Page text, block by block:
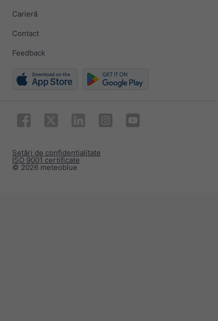
Carieră
Contact
Feedback
© 2026 meteoblue
ISO 9001 certificate
Setări de confidențialitate